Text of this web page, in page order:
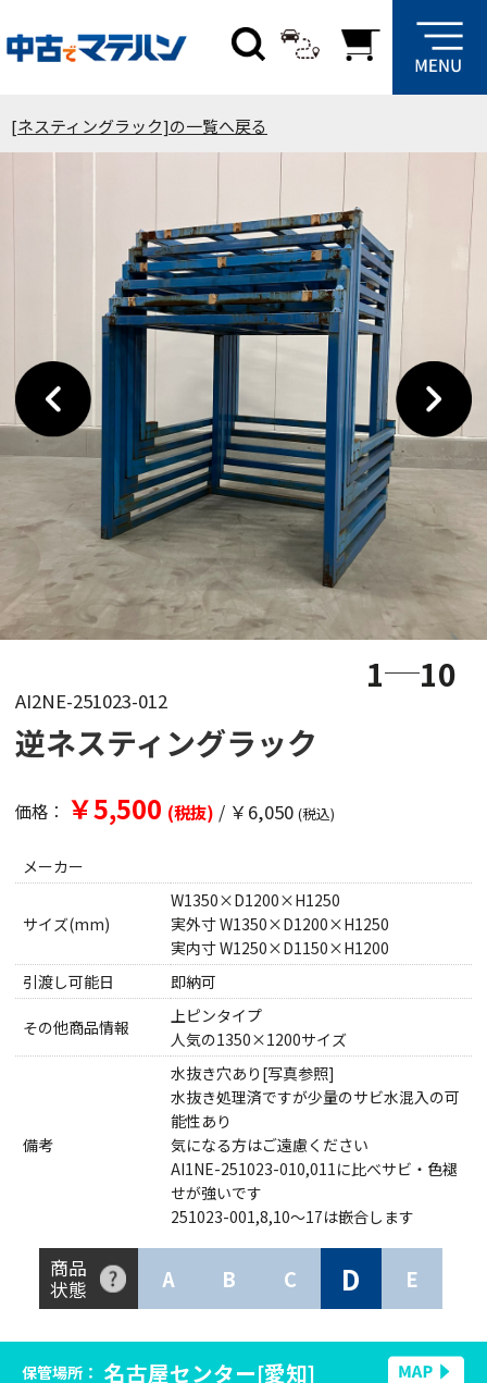
[ネスティングラック]の一覧へ戻る
1 10
AI2NE-251023-012
逆ネスティングラック
価格： ￥5,500 (税抜) / ￥6,050 (税込)
メーカー
サイズ(mm)
W1350×D1200×H1250
実外寸 W1350×D1200×H1250
実内寸 W1250×D1150×H1200
引渡し可能日
即納可
その他商品情報
上ピンタイプ
人気の1350×1200サイズ
備考
水抜き穴あり[写真参照]
水抜き処理済ですが少量のサビ水混入の可
能性あり
気になる方はご遠慮ください
AI1NE-251023-010,011に比べサビ・色褪
せが強いです
251023-001,8,10～17は嵌合します
商品
状態
A B C D E
保管場所： 名古屋センター[愛知]